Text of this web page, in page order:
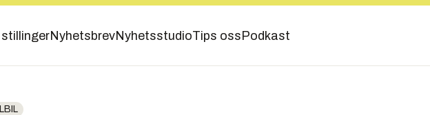
stillingerNyhetsbrevNyhetsstudioTips oss Podkast